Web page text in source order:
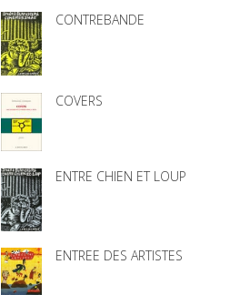
CONTREBANDE
COVERS
ENTRE CHIEN ET LOUP
ENTREE DES ARTISTES